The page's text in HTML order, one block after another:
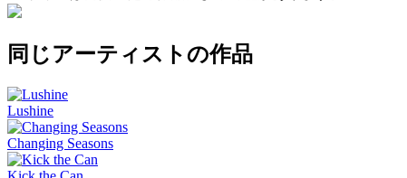
同じアーティストの作品
Lushine
Changing Seasons